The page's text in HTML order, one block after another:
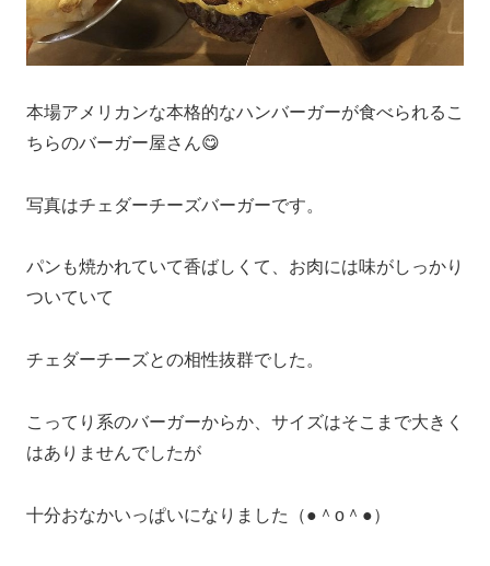
本場アメリカンな本格的なハンバーガーが食べられるこ
ちらのバーガー屋さん😋
写真はチェダーチーズバーガーです。
パンも焼かれていて香ばしくて、お肉には味がしっかり
ついていて
チェダーチーズとの相性抜群でした。
こってり系のバーガーからか、サイズはそこまで大きく
はありませんでしたが
十分おなかいっぱいになりました（●＾o＾●）